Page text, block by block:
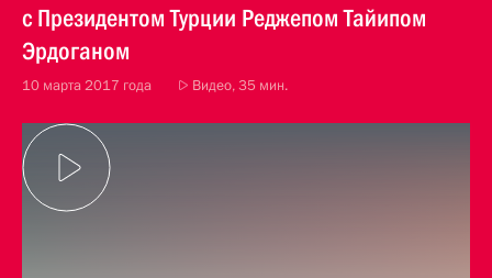
с Президентом Турции Реджепом Тайипом
Эрдоганом
10 марта 2017 года Видео, 35 мин.